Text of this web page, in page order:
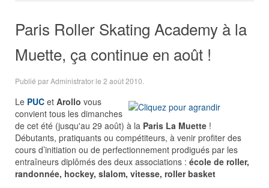
Paris Roller Skating Academy à la
Muette, ça continue en août !
Publié par Administrator le 2 août 2010
Le PUC et Arollo vous
convient tous les dimanches
de cet été (jusqu'au 29 août) à la Paris La Muette !
Débutants, pratiquants ou compétiteurs, à venir profiter des
cours d’initiation ou de perfectionnement prodigués par les
entraîneurs diplômés des deux associations : école de roller,
randonnée, hockey, slalom, vitesse, roller basket